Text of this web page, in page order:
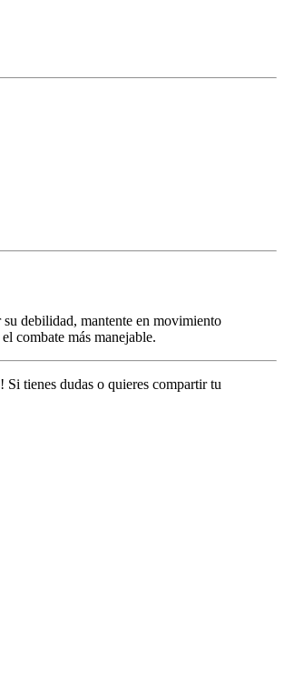
debilidad, mantente en movimiento
combate más manejable.
Si tienes dudas o quieres compartir tu